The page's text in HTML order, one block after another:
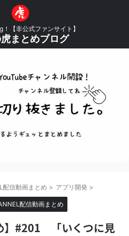
【非公式ファンサイト】
まとめブログ
配信動画まとめ > アプリ開発 >
配信動画まとめ
】#201 「いくつに見